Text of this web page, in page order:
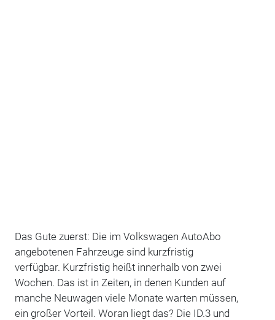
Das Gute zuerst: Die im Volkswagen AutoAbo
angebotenen Fahrzeuge sind kurzfristig
verfügbar. Kurzfristig heißt innerhalb von zwei
Wochen. Das ist in Zeiten, in denen Kunden auf
manche Neuwagen viele Monate warten müssen,
ein großer Vorteil. Woran liegt das? Die ID.3 und